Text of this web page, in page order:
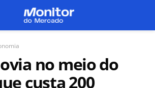
no meio do
custa 200